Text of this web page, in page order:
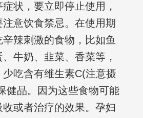
状，要立即停止使用，
意饮食禁忌。在使用期
辣刺激的食物，比如鱼
牛奶、韭菜、香菜等，
吃含有维生素C(注意摄
健品。因为这些食物可能
或者治疗的效果。孕妇